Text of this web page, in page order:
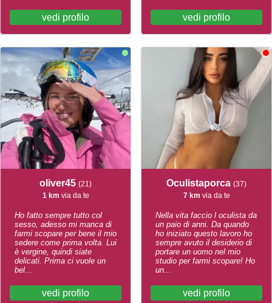
vedi profilo
oliver45 (21)
1 km via da te
Ho fatto sempre tutto col
sesso, adesso mi manca di
farmi scopare per bene il mio
sedere come prima volta. Lui
è vergine, quindi siate
delicati. Prima ci vuole un
bel...
vedi profilo
vedi profilo
Oculistaporca (37)
7 km via da te
Nella vita faccio l oculista da
un paio di anni. Da quando
ho iniziato questo lavoro ho
sempre avuto il desiderio di
portare un uomo nel mio
studio per farmi scopare! Ho
un...
vedi profilo